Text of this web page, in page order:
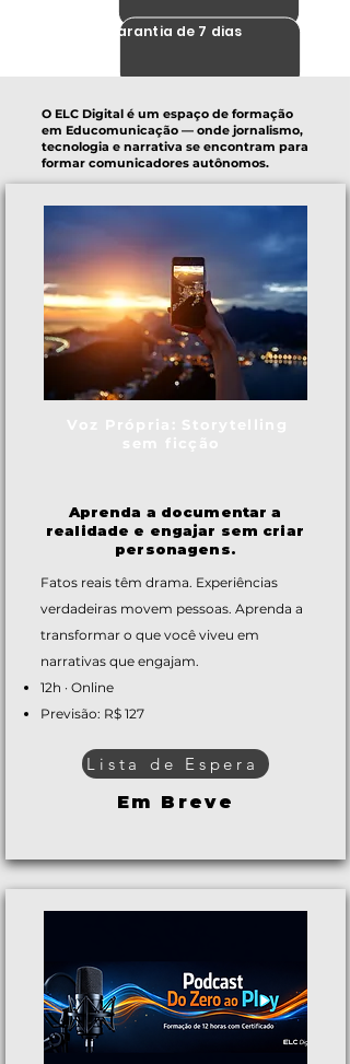
Garantia de 7 dias
O ELC Digital é um espaço de formação
em Educomunicação — onde jornalismo,
tecnologia e narrativa se encontram para
formar comunicadores autônomos.
Aprenda a documentar a
realidade e engajar sem criar
personagens.
Fatos reais têm drama. Experiências
verdadeiras movem pessoas. Aprenda a
transformar o que você viveu em
narrativas que engajam.
12h · Online
Previsão: R$ 127
Lista de Espera
Em Breve